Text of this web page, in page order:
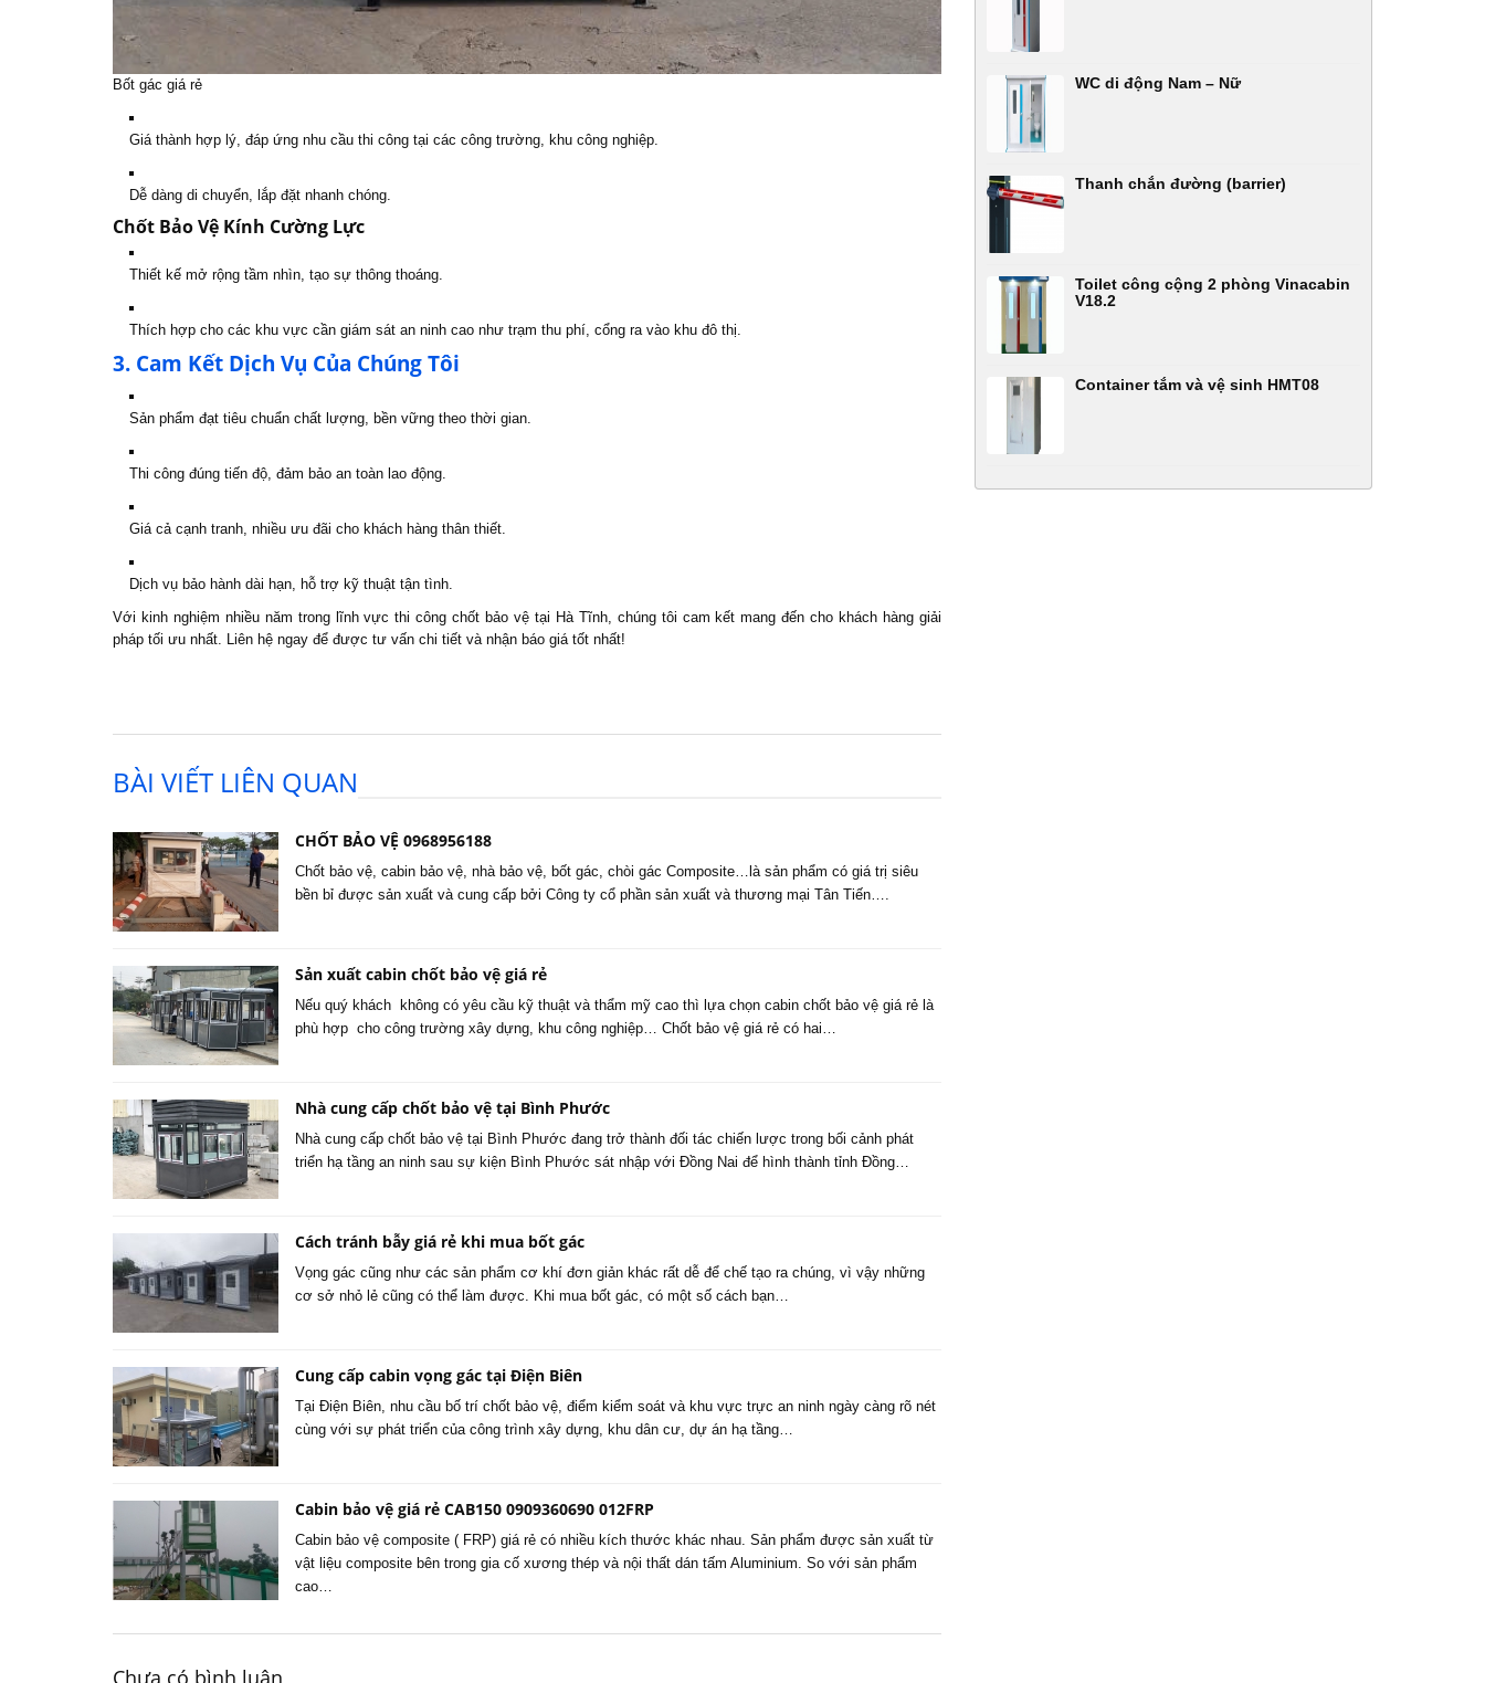
Bốt gác giá rẻ
Giá thành hợp lý, đáp ứng nhu cầu thi công tại các công trường, khu công nghiệp.
Dễ dàng di chuyển, lắp đặt nhanh chóng.
Chốt Bảo Vệ Kính Cường Lực
Thiết kế mở rộng tầm nhìn, tạo sự thông thoáng.
Thích hợp cho các khu vực cần giám sát an ninh cao như trạm thu phí, cổng ra vào khu đô thị.
3. Cam Kết Dịch Vụ Của Chúng Tôi
Sản phẩm đạt tiêu chuẩn chất lượng, bền vững theo thời gian.
Thi công đúng tiến độ, đảm bảo an toàn lao động.
Giá cả cạnh tranh, nhiều ưu đãi cho khách hàng thân thiết.
Dịch vụ bảo hành dài hạn, hỗ trợ kỹ thuật tận tình.
Với kinh nghiệm nhiều năm trong lĩnh vực thi công chốt bảo vệ tại Hà Tĩnh, chúng tôi cam kết mang đến cho khách hàng giải
pháp tối ưu nhất. Liên hệ ngay để được tư vấn chi tiết và nhận báo giá tốt nhất!
BÀI VIẾT LIÊN QUAN
CHỐT BẢO VỆ 0968956188
Chốt bảo vệ, cabin bảo vệ, nhà bảo vệ, bốt gác, chòi gác Composite…là sản phẩm có giá trị siêu
bền bỉ được sản xuất và cung cấp bởi Công ty cổ phần sản xuất và thương mại Tân Tiến….
Sản xuất cabin chốt bảo vệ giá rẻ
Nếu quý khách không có yêu cầu kỹ thuật và thẩm mỹ cao thì lựa chọn cabin chốt bảo vệ giá rẻ là
phù hợp cho công trường xây dựng, khu công nghiệp… Chốt bảo vệ giá rẻ có hai…
Nhà cung cấp chốt bảo vệ tại Bình Phước
Nhà cung cấp chốt bảo vệ tại Bình Phước đang trở thành đối tác chiến lược trong bối cảnh phát
triển hạ tầng an ninh sau sự kiện Bình Phước sát nhập với Đồng Nai để hình thành tỉnh Đồng…
Cách tránh bẫy giá rẻ khi mua bốt gác
Vọng gác cũng như các sản phẩm cơ khí đơn giản khác rất dễ để chế tạo ra chúng, vì vậy những
cơ sở nhỏ lẻ cũng có thể làm được. Khi mua bốt gác, có một số cách bạn…
Cung cấp cabin vọng gác tại Điện Biên
Tại Điện Biên, nhu cầu bố trí chốt bảo vệ, điểm kiểm soát và khu vực trực an ninh ngày càng rõ nét
cùng với sự phát triển của công trình xây dựng, khu dân cư, dự án hạ tầng…
Cabin bảo vệ giá rẻ CAB150 0909360690 012FRP
Cabin bảo vệ composite ( FRP) giá rẻ có nhiều kích thước khác nhau. Sản phẩm được sản xuất từ
vật liệu composite bên trong gia cố xương thép và nội thất dán tấm Aluminium. So với sản phẩm
cao…
Chưa có bình luận
WC di động Nam – Nữ
Thanh chắn đường (barrier)
Toilet công cộng 2 phòng Vinacabin
V18.2
Container tắm và vệ sinh HMT08